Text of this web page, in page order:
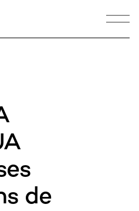
de
57 00 00
Batignolles,